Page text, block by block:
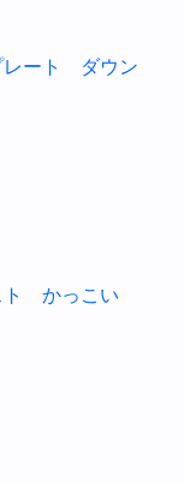
ート ダウン
かっこい